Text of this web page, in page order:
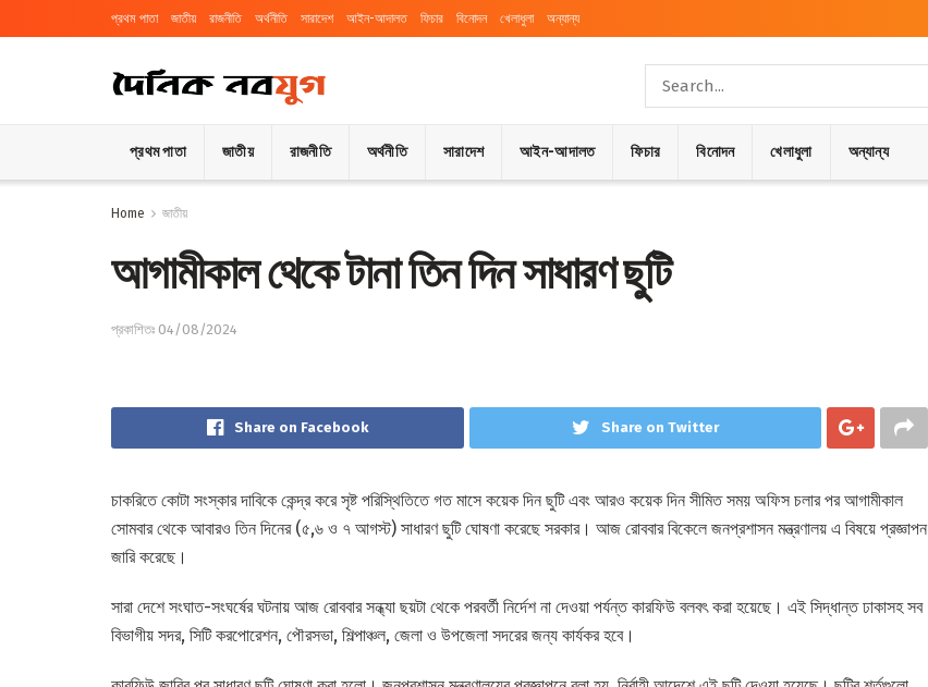
প্রথম পাতা জাতীয় রাজনীতি অর্থনীতি সারাদেশ আইন-আদালত ফিচার বিনোদন খেলাধুলা অন্যান্য
প্রথম পাতা জাতীয় রাজনীতি অর্থনীতি সারাদেশ আইন-আদালত ফিচার বিনোদন খেলাধুলা অন্যান্য
Home জাতীয়
আগামীকাল থেকে টানা তিন দিন সাধারণ ছুটি
প্রকাশিতঃ 04/08/2024
Share on Facebook Share on Twitter
চাকরিতে কোটা সংস্কার দাবিকে কেন্দ্র করে সৃষ্ট পরিস্থিতিতে গত মাসে কয়েক দিন ছুটি এবং আরও কয়েক দিন সীমিত সময় অফিস চলার পর আগামীকাল
সোমবার থেকে আবারও তিন দিনের (৫,৬ ও ৭ আগস্ট) সাধারণ ছুটি ঘোষণা করেছে সরকার। আজ রোববার বিকেলে জনপ্রশাসন মন্ত্রণালয় এ বিষয়ে প্রজ্ঞাপন
জারি করেছে।
সারা দেশে সংঘাত-সংঘর্ষের ঘটনায় আজ রোববার সন্ধ্যা ছয়টা থেকে পরবর্তী নির্দেশ না দেওয়া পর্যন্ত কারফিউ বলবৎ করা হয়েছে। এই সিদ্ধান্ত ঢাকাসহ সব
বিভাগীয় সদর, সিটি করপোরেশন, পৌরসভা, শিল্পাঞ্চল, জেলা ও উপজেলা সদরের জন্য কার্যকর হবে।